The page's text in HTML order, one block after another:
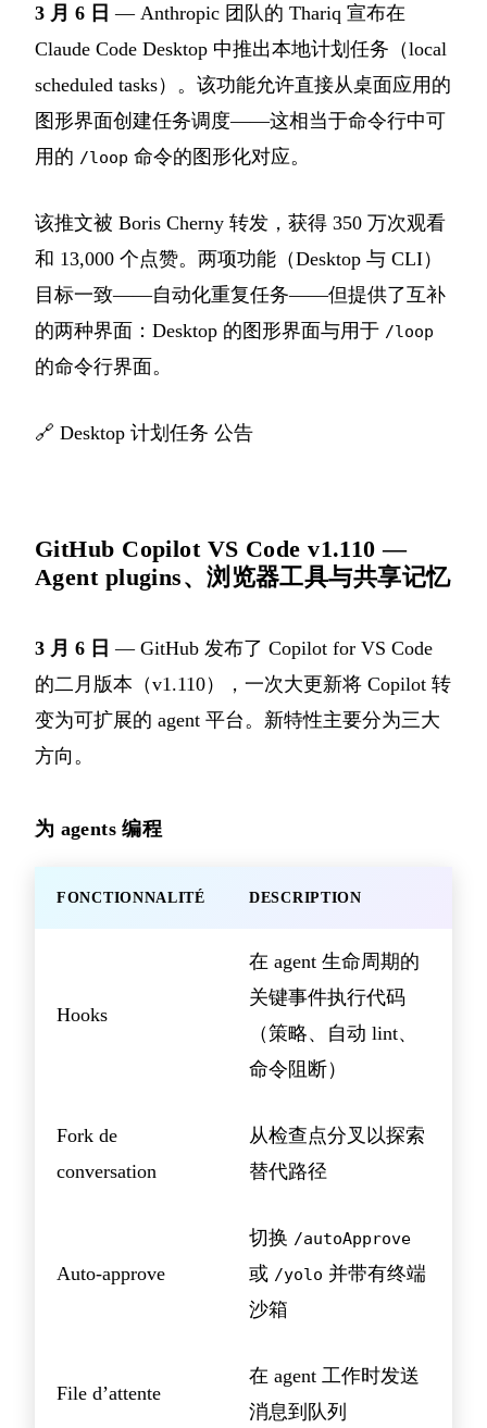
3 月 6 日 — Anthropic 团队的 Thariq 宣布在
Claude Code Desktop 中推出本地计划任务（local
scheduled tasks）。该功能允许直接从桌面应用的
图形界面创建任务调度——这相当于命令行中可
用的 /loop 命令的图形化对应。
该推文被 Boris Cherny 转发，获得 350 万次观看
和 13,000 个点赞。两项功能（Desktop 与 CLI）
目标一致——自动化重复任务——但提供了互补
的两种界面：Desktop 的图形界面与用于 /loop
的命令行界面。
🔗 Desktop 计划任务 公告
GitHub Copilot VS Code v1.110 —
Agent plugins、浏览器工具与共享记忆
3 月 6 日 — GitHub 发布了 Copilot for VS Code
的二月版本（v1.110），一次大更新将 Copilot 转
变为可扩展的 agent 平台。新特性主要分为三大
方向。
为 agents 编程
FONCTIONNALITÉ DESCRIPTION
Hooks
在 agent 生命周期的
关键事件执行代码
（策略、自动 lint、
命令阻断）
Fork de
conversation
从检查点分叉以探索
替代路径
Auto-approve
切换 /autoApprove
或 /yolo 并带有终端
沙箱
File d’attente
在 agent 工作时发送
消息到队列